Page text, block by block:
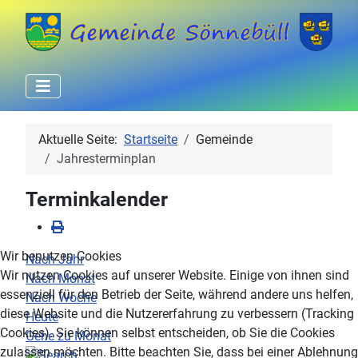
Aktuelle Seite: Startseite
Gemeinde
Jahresterminplan
Terminkalender
Nach Jahr
Nach Monat
Nach Woche
Heute
Gehe zu Monat
Wir benutzen Cookies
Wir nutzen Cookies auf unserer Website. Einige von ihnen sind
essenziell für den Betrieb der Seite, während andere uns helfen,
diese Website und die Nutzererfahrung zu verbessern (Tracking
Cookies). Sie können selbst entscheiden, ob Sie die Cookies
zulassen möchten. Bitte beachten Sie, dass bei einer Ablehnung